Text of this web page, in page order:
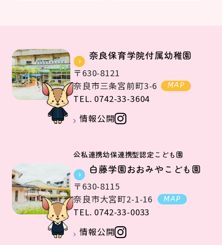
奈良保育学院付属幼稚園
〒630-8121
奈良市三条宮前町3-6
MAP
TEL. 0742-33-3604
情報公開
公私連携幼保連携型認定こども園
白藤学園おおみやこども園
〒630-8115
奈良市大宮町2-1-16
MAP
TEL. 0742-33-0033
情報公開